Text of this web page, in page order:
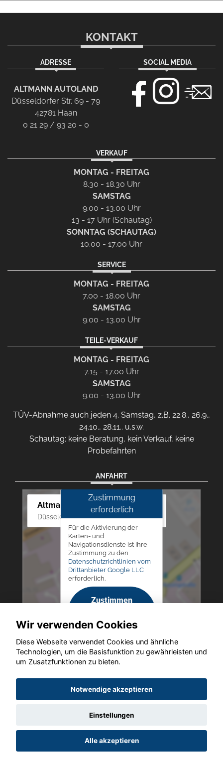
KONTAKT
ADRESSE
ALTMANN AUTOLAND
Düsseldorfer Str. 69 - 79
42781 Haan
0 21 29 / 93 20 - 0
SOCIAL MEDIA
VERKAUF
MONTAG - FREITAG
8.30 - 18.30 Uhr
SAMSTAG
9.00 - 13.00 Uhr
13 - 17 Uhr (Schautag)
SONNTAG (SCHAUTAG)
10.00 - 17.00 Uhr
SERVICE
MONTAG - FREITAG
7.00 - 18.00 Uhr
SAMSTAG
9.00 - 13.00 Uhr
TEILE-VERKAUF
MONTAG - FREITAG
7.15 - 17.00 Uhr
SAMSTAG
9.00 - 13.00 Uhr
TÜV-Abnahme auch jeden 4. Samstag, z.B. 22.8., 26.9.,
24.10., 28.11.. u.s.w.
Schautag: keine Beratung, kein Verkauf, keine
Probefahrten
ANFAHRT
Altmann Autoland
Düsseldorfer Str. 69 - 79, 42781 Haan
Zustimmung
erforderlich
Für die Aktivierung der
Karten- und
Navigationsdienste ist Ihre
Zustimmung zu den
Datenschutzrichtlinien vom
Drittanbieter Google LLC
erforderlich.
Zustimmen
aktivieren
Copyright © 2026. Altmann Autoland
Datenschutz Impressum AGB
Wir verwenden Cookies
Diese Webseite verwendet Cookies und ähnliche
Technologien, um die Basisfunktion zu gewährleisten und
um Zusatzfunktionen zu bieten.
Notwendige akzeptieren
Einstellungen
Alle akzeptieren